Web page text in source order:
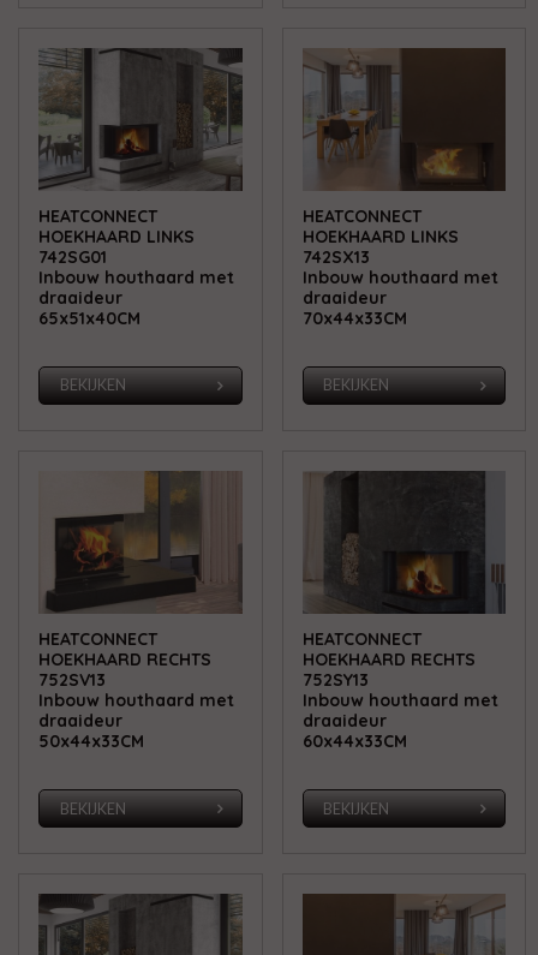
HEATCONNECT
HOEKHAARD LINKS
742SG01
Inbouw houthaard met
draaideur
65x51x40CM
BEKIJKEN
HEATCONNECT
HOEKHAARD LINKS
742SX13
Inbouw houthaard met
draaideur
70x44x33CM
BEKIJKEN
HEATCONNECT
HOEKHAARD RECHTS
752SV13
Inbouw houthaard met
draaideur
50x44x33CM
BEKIJKEN
HEATCONNECT
HOEKHAARD RECHTS
752SY13
Inbouw houthaard met
draaideur
60x44x33CM
BEKIJKEN